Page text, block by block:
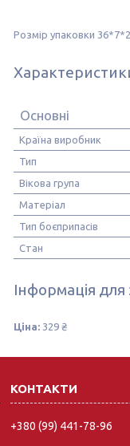
Розмір упаковки
Основні
Країна виробник
Тип
Вікова група
Матеріал
Тип боєприпасів
Стан
Інформація
Ціна: 329 ₴
+380 (99) 441-78-96